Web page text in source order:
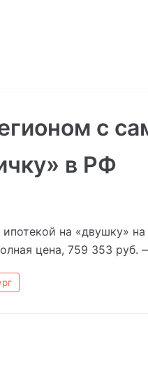
с
в РФ
на «двушку»
цена, 759 353 руб.